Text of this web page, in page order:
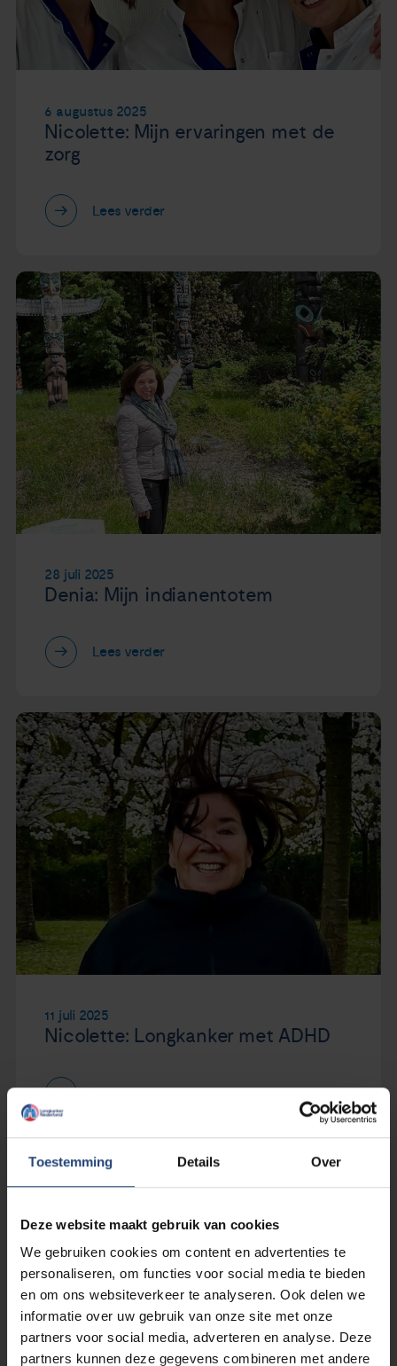
Toestemming Details Over
Deze website maakt gebruik van cookies
We gebruiken cookies om content en advertenties te
personaliseren, om functies voor social media te bieden
en om ons websiteverkeer te analyseren. Ook delen we
informatie over uw gebruik van onze site met onze
partners voor social media, adverteren en analyse. Deze
partners kunnen deze gegevens combineren met andere
Nieuws
Agenda
Over ons
Contact
6 augustus 2025
Nicolette: Mijn ervaringen met de
zorg
Lees verder
28 juli 2025
Denia: Mijn indianentotem
Lees verder
11 juli 2025
Nicolette: Longkanker met ADHD
Lees verder